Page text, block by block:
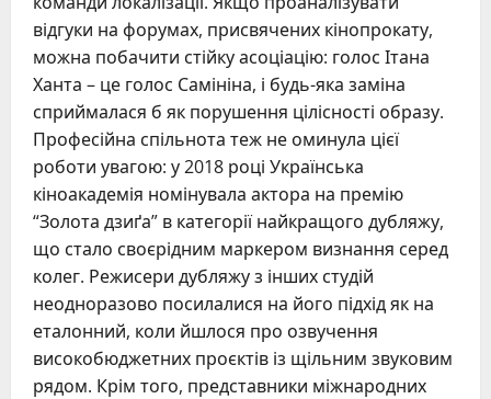
відгуки на форумах, присвячених кінопрокату,
можна побачити стійку асоціацію: голос Ітана
Ханта – це голос Самініна, і будь-яка заміна
сприймалася б як порушення цілісності образу.
Професійна спільнота теж не оминула цієї
роботи увагою: у 2018 році Українська
кіноакадемія номінувала актора на премію
“Золота дзиґа” в категорії найкращого дубляжу,
що стало своєрідним маркером визнання серед
колег. Режисери дубляжу з інших студій
неодноразово посилалися на його підхід як на
еталонний, коли йшлося про озвучення
високобюджетних проєктів із щільним звуковим
рядом. Крім того, представники міжнародних